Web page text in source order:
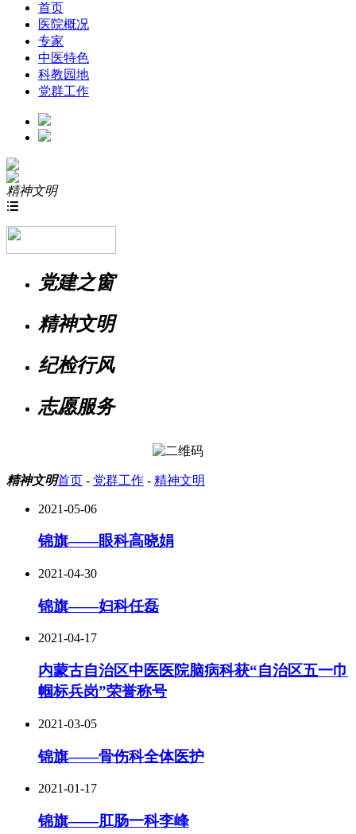
首页
医院概况
专家
中医特色
科教园地
党群工作
精神文明

党建之窗
精神文明
纪检行风
志愿服务
精神文明首页 - 党群工作 - 精神文明
2021-05-06
锦旗——眼科高晓娟
2021-04-30
锦旗——妇科任磊
2021-04-17
内蒙古自治区中医医院脑病科获“自治区五一巾
帼标兵岗”荣誉称号
2021-03-05
锦旗——骨伤科全体医护
2021-01-17
锦旗——肛肠一科李峰